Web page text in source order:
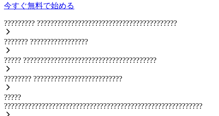
今すぐ無料で始める
????????? ?????????????????????????????????????????
??????? ?????????????????
????? ???????????????????????????????????????
???????? ??????????????????????????
?????
??????????????????????????????????????????????????????????